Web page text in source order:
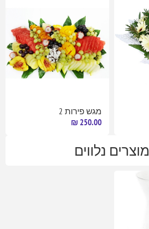
מגש פירות 2
250.00 ₪
מוצרים נלווים